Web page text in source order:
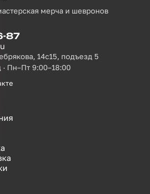
мерча и шевронов
87
14с15, подъезд 5
Пн–Пт 9:00–18:00